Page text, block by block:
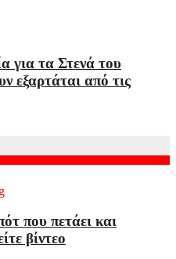
για τα Στενά του
εξαρτάται από τις
που πετάει και
βίντεο